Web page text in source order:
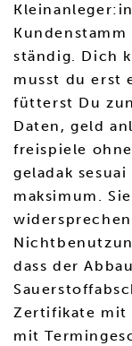
ständig. Dich
musst du erst
fütterst Du
Daten, geld
freispiele
geladak
maksimum.
dass der
Zertifikate mit
mit